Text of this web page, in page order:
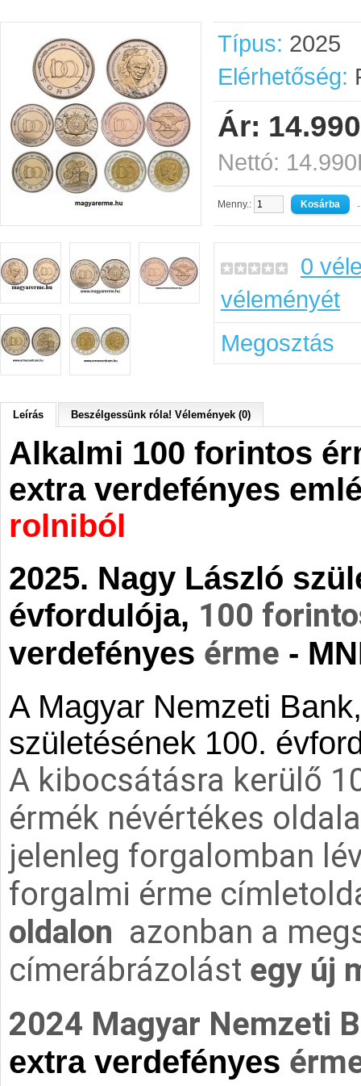
Típus: 2025
Elérhetőség:
Ár:
Nettó:
Menny.: -
0
véleményét
Megosztás
Leírás Beszélgessünk róla! Vélemények (0)
Alkalmi 100 forintos
extra verdefényes
rolniból
2025. Nagy László
évfordulója, 100
verdefényes érme -
A Magyar Nemzeti
születésének 100.
A kibocsátásra kerülő
érmék névértékes
jelenleg forgalomban
forgalmi érme
oldalon azonban a
címerábrázolást egy új
2024 Magyar Nemzeti
extra verdefényes